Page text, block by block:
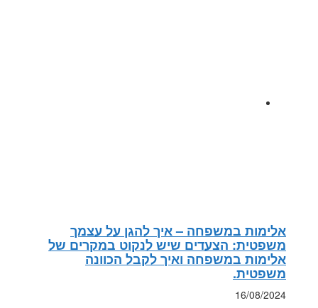
אלימות במשפחה – איך להגן על עצמך
משפטית: הצעדים שיש לנקוט במקרים של
אלימות במשפחה ואיך לקבל הכוונה
משפטית.
16/08/2024